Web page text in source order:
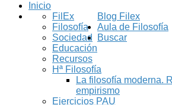
Inicio
Blog Filex
FilEx
Filosofía
Sociedad
Educación
Recursos
Aula de Filosofía
Hª Filosofía
La filosofía moderna.
empirismo
Ejercicios PAU
Buscar